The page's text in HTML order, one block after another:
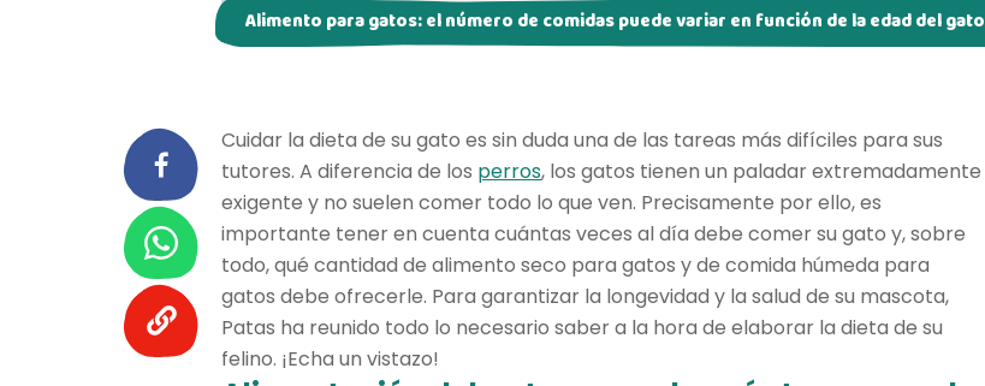
Alimento para gatos: el número de comidas puede variar en función de la edad del gato
Cuidar la dieta de su gato es sin duda una de las tareas más difíciles para sus
tutores. A diferencia de los perros, los gatos tienen un paladar extremadamente
exigente y no suelen comer todo lo que ven. Precisamente por ello, es
importante tener en cuenta cuántas veces al día debe comer su gato y, sobre
todo, qué cantidad de alimento seco para gatos y de comida húmeda para
gatos debe ofrecerle. Para garantizar la longevidad y la salud de su mascota,
Patas ha reunido todo lo necesario saber a la hora de elaborar la dieta de su
felino. ¡Echa un vistazo!